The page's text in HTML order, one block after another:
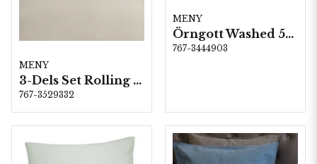
MENY
3-Dels Set Rolling Linne Dubbel
767-3529332
MENY
Örngott Washed 50x60 cm Rosa
767-3444903